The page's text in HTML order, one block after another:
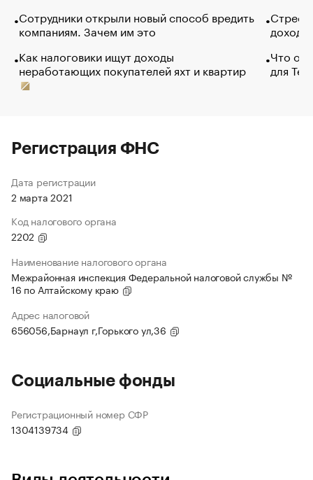
Сотрудники открыли новый способ вредить
компаниям. Зачем им это
Как налоговики ищут доходы
неработающих покупателей яхт и квартир
Что
для
Регистрация ФНС
Дата регистрации
2 марта 2021
Код налогового органа
2202
Наименование налогового органа
Межрайонная инспекция Федеральной налоговой службы №
16 по Алтайскому краю
Адрес налоговой
656056,Барнаул г,Горького ул,36
Социальные фонды
Регистрационный номер СФР
1304139734